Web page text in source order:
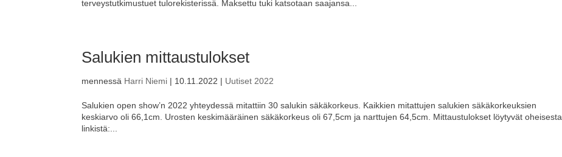
terveystutkimustuet tulorekisterissä. Maksettu tuki katsotaan saajansa...
Salukien mittaustulokset
mennessä Harri Niemi | 10.11.2022 | Uutiset 2022
Salukien open show’n 2022 yhteydessä mitattiin 30 salukin säkäkorkeus. Kaikkien mitattujen salukien säkäkorkeuksien
keskiarvo oli 66,1cm. Urosten keskimääräinen säkäkorkeus oli 67,5cm ja narttujen 64,5cm. Mittaustulokset löytyvät oheisesta
linkistä:...